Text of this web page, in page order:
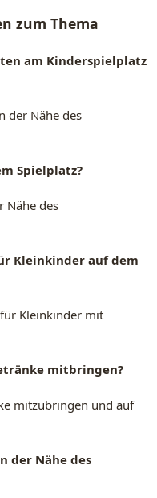
zum Thema
am Kinderspielplatz
der Nähe des
Spielplatz?
Nähe des
Kleinkinder auf dem
Kleinkinder mit
mitbringen?
mitzubringen und auf
der Nähe des